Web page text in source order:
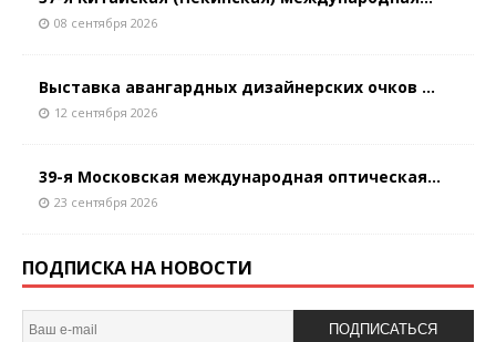
08 сентября 2026
Выставка авангардных дизайнерских очков ...
12 сентября 2026
39-я Московская международная оптическая...
23 сентября 2026
ПОДПИСКА НА НОВОСТИ
ПОДПИСАТЬСЯ